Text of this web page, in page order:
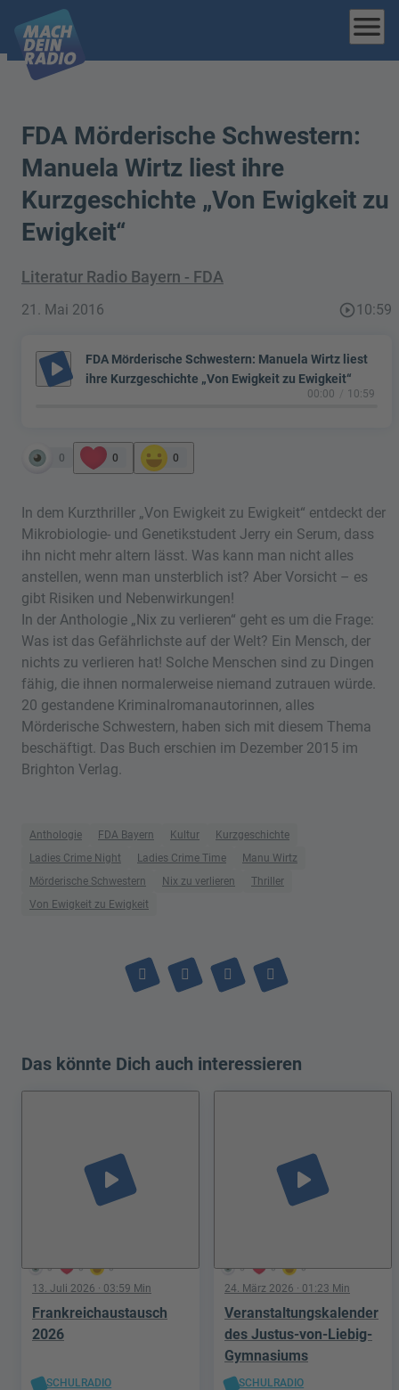
menu
FDA Mörderische Schwestern:
Manuela Wirtz liest ihre
Kurzgeschichte „Von Ewigkeit zu
Ewigkeit“
Literatur Radio Bayern - FDA
21. Mai 2016 play_circle_outline10:59
play_arrow
FDA Mörderische Schwestern: Manuela Wirtz liest
ihre Kurzgeschichte „Von Ewigkeit zu Ewigkeit“
00:00 10:59
0 0 0
In dem Kurzthriller „Von Ewigkeit zu Ewigkeit“ entdeckt der
Mikrobiologie- und Genetikstudent Jerry ein Serum, dass
ihn nicht mehr altern lässt. Was kann man nicht alles
anstellen, wenn man unsterblich ist? Aber Vorsicht – es
gibt Risiken und Nebenwirkungen!
In der Anthologie „Nix zu verlieren“ geht es um die Frage:
Was ist das Gefährlichste auf der Welt? Ein Mensch, der
nichts zu verlieren hat! Solche Menschen sind zu Dingen
fähig, die ihnen normalerweise niemand zutrauen würde.
20 gestandene Kriminalromanautorinnen, alles
Mörderische Schwestern, haben sich mit diesem Thema
beschäftigt. Das Buch erschien im Dezember 2015 im
Brighton Verlag.
Anthologie FDA Bayern Kultur
Kurzgeschichte
Ladies Crime Night
Ladies Crime Time
Manu Wirtz
Mörderische Schwestern
Nix zu verlieren
Thriller
Von Ewigkeit zu Ewigkeit
Das könnte Dich auch interessieren
3 0 0
play_arrow
13. Juli 2026 · 03:59 Min
Frankreichaustausch
2026
SCHULRADIO
5 0 0
play_arrow
24. März 2026 · 01:23 Min
Veranstaltungskalender
des Justus-von-Liebig-
Gymnasiums
SCHULRADIO